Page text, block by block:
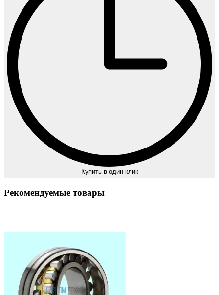
Купить в один клик
Рекомендуемые товары